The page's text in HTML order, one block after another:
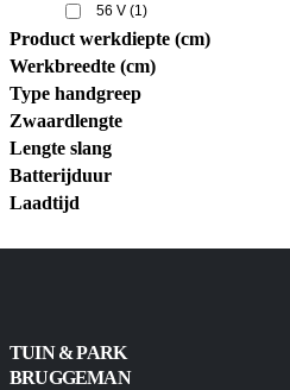
56 V (1)
Product werkdiepte (cm)
Werkbreedte (cm)
Type handgreep
Zwaardlengte
Lengte slang
Batterijduur
Laadtijd
TUIN & PARK
BRUGGEMAN